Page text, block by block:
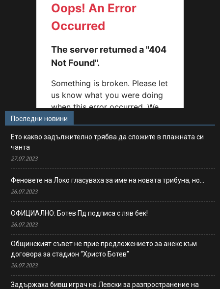
Последни новини
Ето какво задължително трябва да сложите в плажната си
чанта
27.07.2023
Феновете на Локо гласуваха за име на новата трибуна, но…
26.07.2023
ОФИЦИАЛНО: Ботев Пд подписа с ляв бек!
26.07.2023
Общинският съвет не прие предложението за анекс към
договора за стадион “Христо Ботев”
26.07.2023
Задържаха бивш играч на Левски за разпространение на